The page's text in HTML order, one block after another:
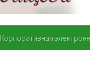
Корпоративная